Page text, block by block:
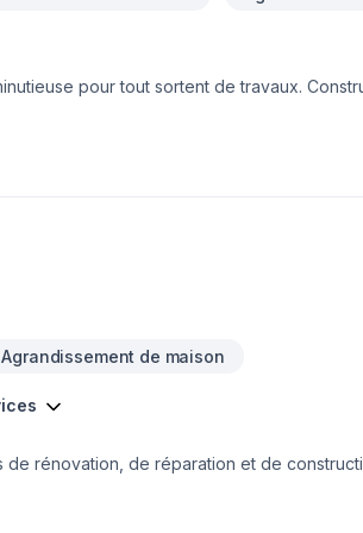
pour tout sortent de travaux.
Agrandissement de maison
de rénovation, de réparation et de